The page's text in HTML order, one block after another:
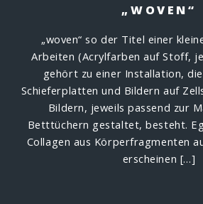
„WOVEN“
„woven“ so der Titel einer
Arbeiten (Acrylfarben auf Stoff,
gehört zu einer Installation,
Schieferplatten und Bildern auf
Bildern, jeweils passend zur
Betttüchern gestaltet, besteht.
Collagen aus Körperfragmenten
erscheinen […]